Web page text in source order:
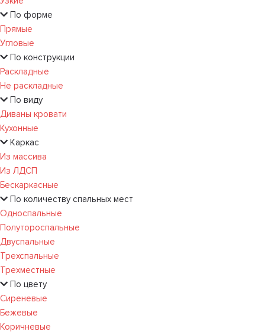
По форме
Прямые
Угловые
По конструкции
Раскладные
Не раскладные
По виду
Диваны кровати
Кухонные
Каркас
Из массива
Из ЛДСП
Бескаркасные
По количеству спальных мест
Односпальные
Полутороспальные
Двуспальные
Трехспальные
Трехместные
По цвету
Сиреневые
Бежевые
Коричневые